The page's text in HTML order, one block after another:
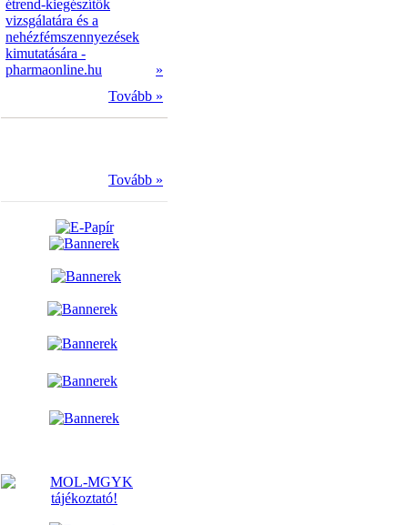
étrend-kiegészítők
vizsgálatára és a
nehézfémszennyezések
kimutatására -
pharmaonline.hu
»
Tovább »
Tovább »